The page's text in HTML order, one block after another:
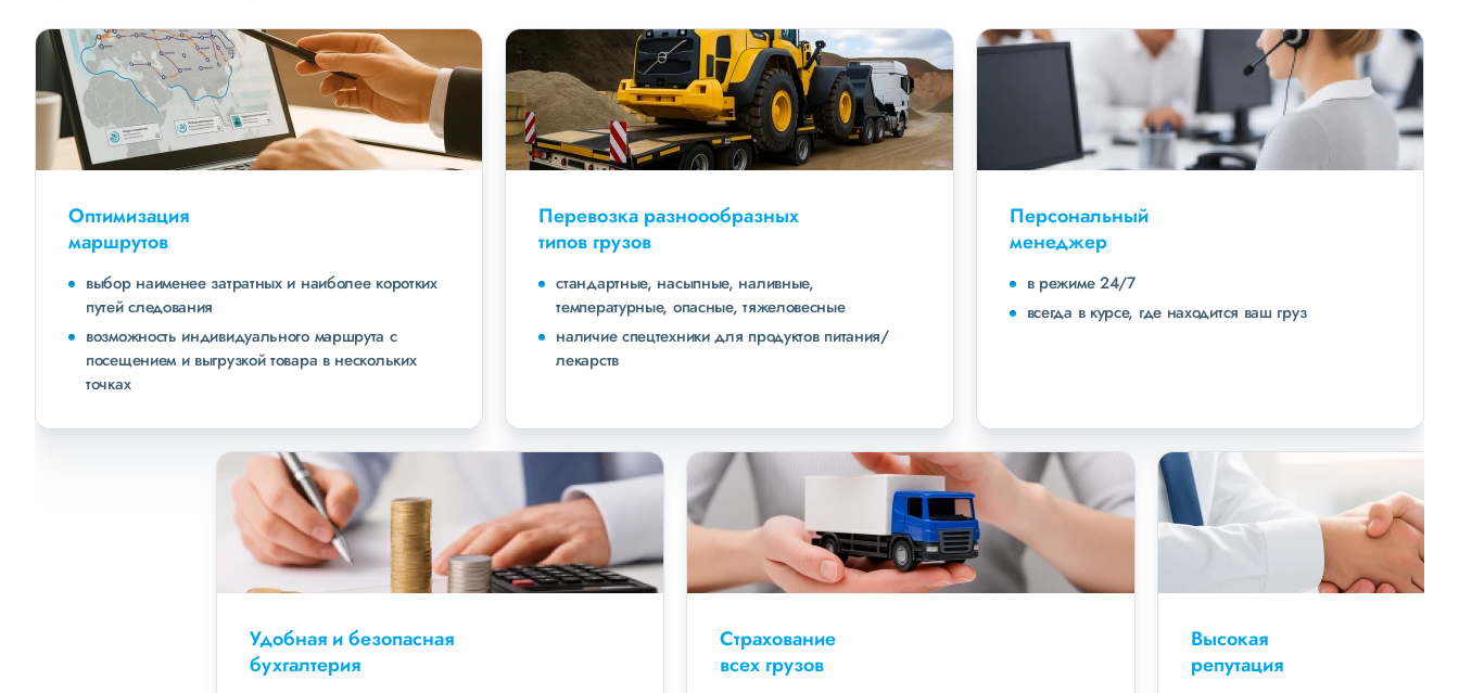
Оптимизация
маршрутов
выбор наименее затратных и наиболее коротких
путей следования
возможность индивидуального маршрута с
посещением и выгрузкой товара в нескольких
точках
Перевозка разноообразных
типов грузов
стандартные, насыпные, наливные,
температурные, опасные, тяжеловесные
наличие спецтехники для продуктов питания/
лекарств
Персональный
менеджер
в режиме 24/7
всегда в курсе, где находится ваш груз
Удобная и безопасная